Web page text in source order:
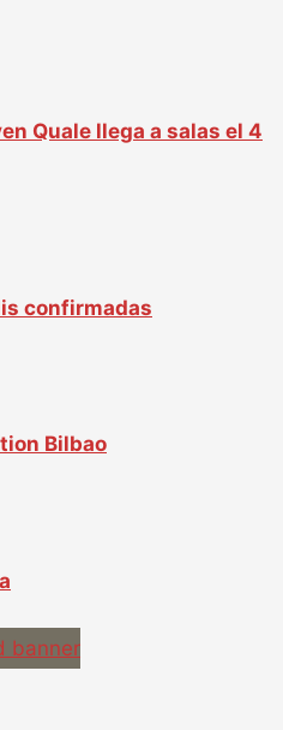
Quale llega a salas el 4
confirmadas
Bilbao